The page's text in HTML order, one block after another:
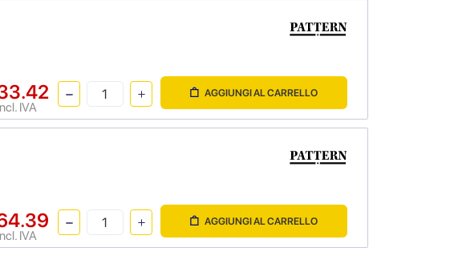
IVA
AGGIUNGI AL CARRELLO
IVA
AGGIUNGI AL CARRELLO